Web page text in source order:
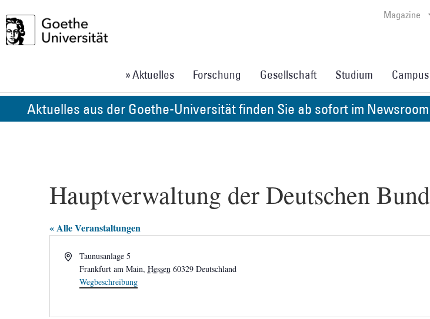
Magazine
» Aktuelles Forschung Gesellschaft Studium Campus
Aktuelles aus der Goethe-Universität finden Sie ab sofort im
Hauptverwaltung der Deutschen
« Alle Veranstaltungen
AdresseTaunusanlage 5
Frankfurt am Main, Hessen 60329 Deutschland
Wegbeschreibung